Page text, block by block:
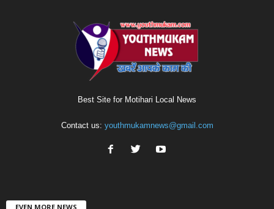
Best Site for Motihari Local News
Contact us: youthmukamnews@gmail.com
EVEN MORE NEWS